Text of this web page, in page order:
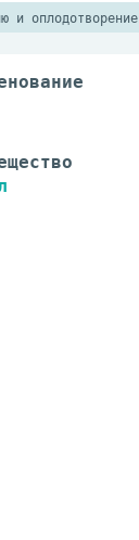
и оплодотворение